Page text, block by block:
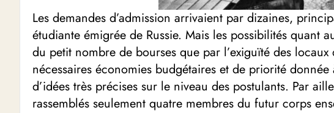
Les demandes d’admission arrivaient par dizaines,
étudiante émigrée de Russie. Mais les possibilités quant
du petit nombre de bourses que par l’exiguïté des
nécessaires économies budgétaires et de priorité
d’idées très précises sur le niveau des postulants. Par
rassemblés seulement quatre membres du futur corps